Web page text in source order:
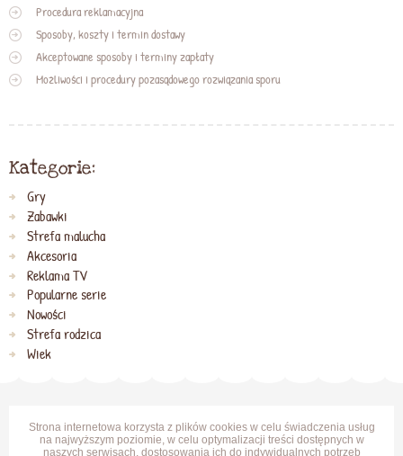
Procedura reklamacyjna
Sposoby, koszty i termin dostawy
Akceptowane sposoby i terminy zapłaty
Możliwości i procedury pozasądowego rozwiązania sporu
Kategorie:
Gry
Zabawki
Strefa malucha
Akcesoria
Reklama TV
Popularne serie
Nowości
Strefa rodzica
Wiek
Strona internetowa korzysta z plików cookies w celu świadczenia usług
na najwyższym poziomie, w celu optymalizacji treści dostępnych w
naszych serwisach, dostosowania ich do indywidualnych potrzeb